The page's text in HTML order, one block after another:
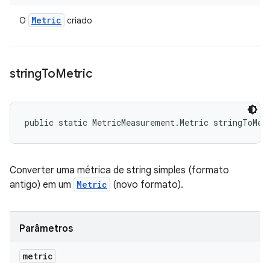
O Metric criado
stringToMetric
public static MetricMeasurement.Metric
Converter uma métrica de string simples (formato
antigo) em um Metric (novo formato).
Parâmetros
metric